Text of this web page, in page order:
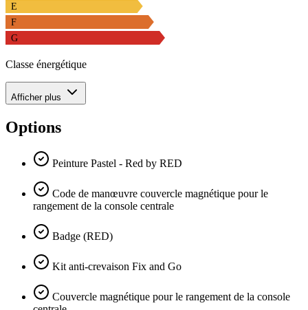
E
F
G
Classe énergétique
Afficher plus
Options
Peinture Pastel - Red by RED
Code de manœuvre couvercle magnétique pour le
rangement de la console centrale
Badge (RED)
Kit anti-crevaison Fix and Go
Couvercle magnétique pour le rangement de la console